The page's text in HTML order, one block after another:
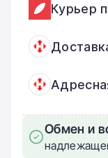
Курьер
Обмен и